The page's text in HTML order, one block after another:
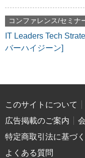
コンファレンス/セミナ
IT Leaders Tech
バーハイジーン]
このサイトについて
広告掲載のご案内
特定商取引法に基づ
よくある質問